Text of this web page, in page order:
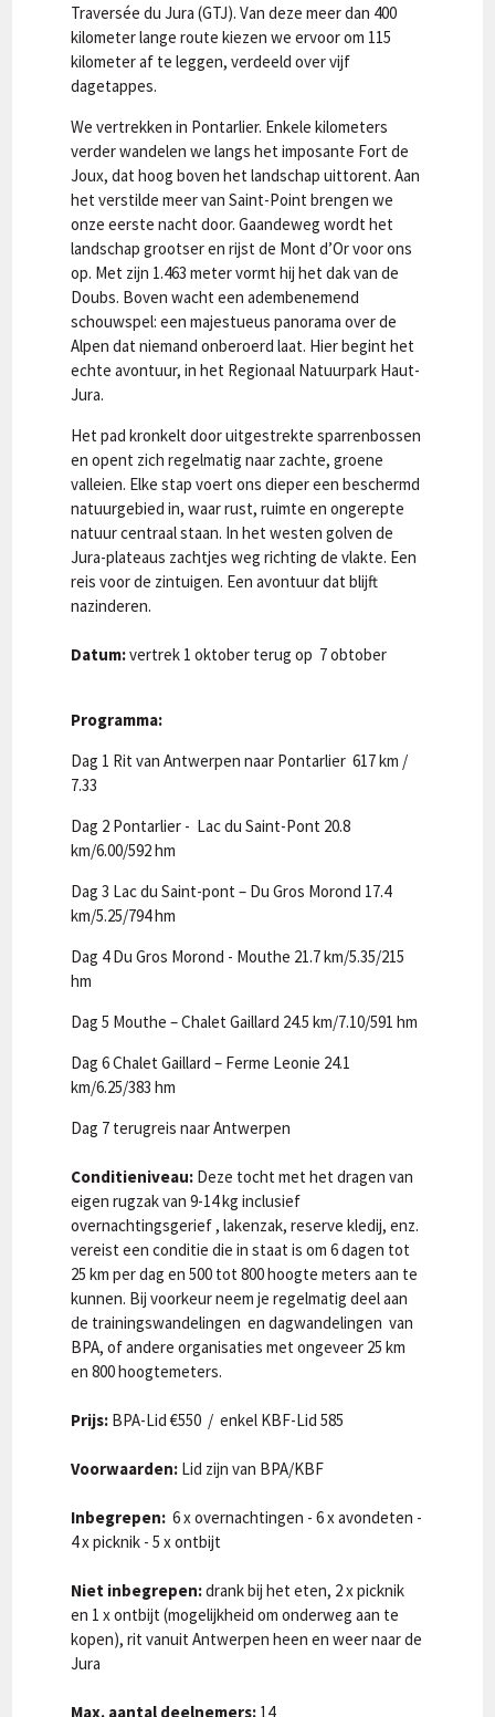
Traversée du Jura (GTJ). Van deze meer dan 400
kilometer lange route kiezen we ervoor om 115
kilometer af te leggen, verdeeld over vijf
dagetappes.
We vertrekken in Pontarlier. Enkele kilometers
verder wandelen we langs het imposante Fort de
Joux, dat hoog boven het landschap uittorent. Aan
het verstilde meer van Saint-Point brengen we
onze eerste nacht door. Gaandeweg wordt het
landschap grootser en rijst de Mont d’Or voor ons
op. Met zijn 1.463 meter vormt hij het dak van de
Doubs. Boven wacht een adembenemend
schouwspel: een majestueus panorama over de
Alpen dat niemand onberoerd laat. Hier begint het
echte avontuur, in het Regionaal Natuurpark Haut-
Jura.
Het pad kronkelt door uitgestrekte sparrenbossen
en opent zich regelmatig naar zachte, groene
valleien. Elke stap voert ons dieper een beschermd
natuurgebied in, waar rust, ruimte en ongerepte
natuur centraal staan. In het westen golven de
Jura-plateaus zachtjes weg richting de vlakte. Een
reis voor de zintuigen. Een avontuur dat blijft
nazinderen.
Datum:vertrek 1 oktober terug op 7 obtober
Programma:
Dag 1 Rit van Antwerpen naar Pontarlier 617 km /
7.33
Dag 2 Pontarlier - Lac du Saint-Pont 20.8
km/6.00/592 hm
Dag 3 Lac du Saint-pont – Du Gros Morond 17.4
km/5.25/794 hm
Dag 4 Du Gros Morond - Mouthe 21.7 km/5.35/215
hm
Dag 5 Mouthe – Chalet Gaillard 24.5 km/7.10/591 hm
Dag 6 Chalet Gaillard – Ferme Leonie 24.1
km/6.25/383 hm
Dag 7 terugreis naar Antwerpen
Conditieniveau: Deze tocht met het dragen van
eigen rugzak van 9-14 kg inclusief
overnachtingsgerief , lakenzak, reserve kledij, enz.
vereist een conditie die in staat is om 6 dagen tot
25 km per dag en 500 tot 800 hoogte meters aan te
kunnen. Bij voorkeur neem je regelmatig deel aan
de trainingswandelingen en dagwandelingen van
BPA, of andere organisaties met ongeveer 25 km
en 800 hoogtemeters.
Prijs: BPA-Lid €550 / enkel KBF-Lid 585
Voorwaarden: Lid zijn van BPA/KBF
Inbegrepen: 6 x overnachtingen - 6 x avondeten -
4 x picknik - 5 x ontbijt
Niet inbegrepen:drank bij het eten, 2 x picknik
en 1 x ontbijt (mogelijkheid om onderweg aan te
kopen), rit vanuit Antwerpen heen en weer naar de
Jura
Max. aantal deelnemers: 14